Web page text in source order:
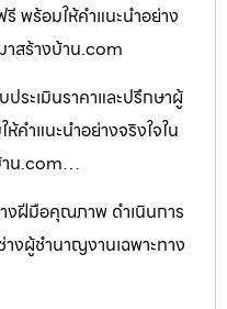
พร้อมให้คำแนะนำอย่าง
าสร้างบ้าน.com
ระเมินราคาและปรึกษาผู้
คำแนะนำอย่างจริงใจใน
าน.com…
งฝีมือคุณภาพ ดำเนินการ
งผู้ชำนาญงานเฉพาะทาง